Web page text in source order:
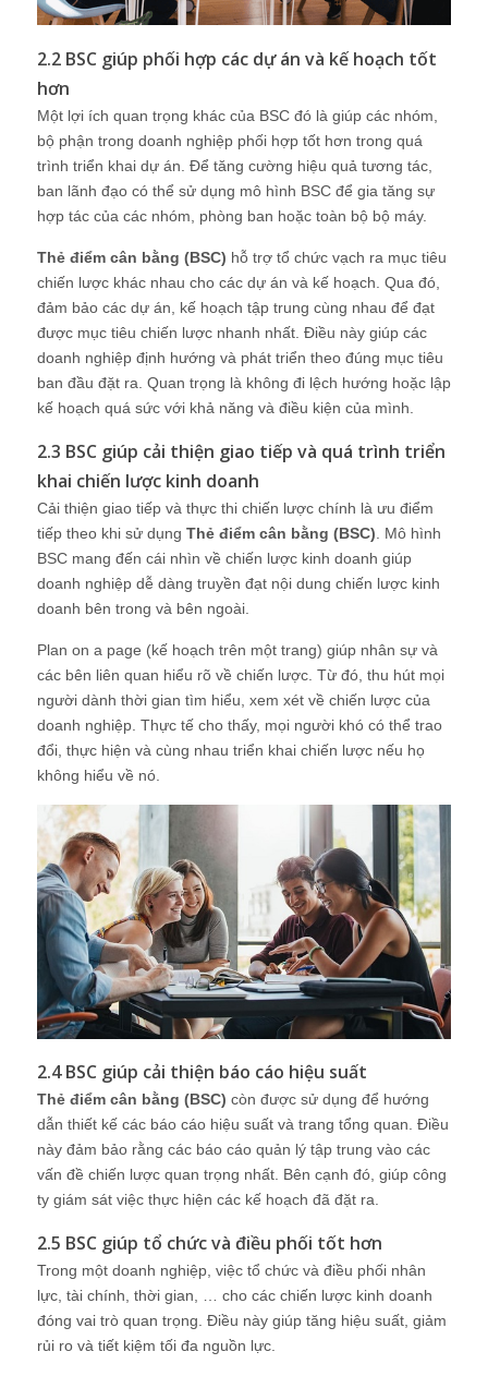
2.2 BSC giúp phối hợp các dự án và kế hoạch tốt
hơn
Một lợi ích quan trọng khác của BSC đó là giúp các nhóm,
bộ phận trong doanh nghiệp phối hợp tốt hơn trong quá
trình triển khai dự án. Để tăng cường hiệu quả tương tác,
ban lãnh đạo có thể sử dụng mô hình BSC để gia tăng sự
hợp tác của các nhóm, phòng ban hoặc toàn bộ bộ máy.
Thẻ điểm cân bằng (BSC) hỗ trợ tổ chức vạch ra mục tiêu
chiến lược khác nhau cho các dự án và kế hoạch. Qua đó,
đảm bảo các dự án, kế hoạch tập trung cùng nhau để đạt
được mục tiêu chiến lược nhanh nhất. Điều này giúp các
doanh nghiệp định hướng và phát triển theo đúng mục tiêu
ban đầu đặt ra. Quan trọng là không đi lệch hướng hoặc lập
kế hoạch quá sức với khả năng và điều kiện của mình.
2.3 BSC giúp cải thiện giao tiếp và quá trình triển
khai chiến lược kinh doanh
Cải thiện giao tiếp và thực thi chiến lược chính là ưu điểm
tiếp theo khi sử dụng Thẻ điểm cân bằng (BSC) . Mô hình
BSC mang đến cái nhìn về chiến lược kinh doanh giúp
doanh nghiệp dễ dàng truyền đạt nội dung chiến lược kinh
doanh bên trong và bên ngoài.
Plan on a page (kế hoạch trên một trang) giúp nhân sự và
các bên liên quan hiểu rõ về chiến lược. Từ đó, thu hút mọi
người dành thời gian tìm hiểu, xem xét về chiến lược của
doanh nghiệp. Thực tế cho thấy, mọi người khó có thể trao
đổi, thực hiện và cùng nhau triển khai chiến lược nếu họ
không hiểu về nó.
2.4 BSC giúp cải thiện báo cáo hiệu suất
Thẻ điểm cân bằng (BSC) còn được sử dụng để hướng
dẫn thiết kế các báo cáo hiệu suất và trang tổng quan. Điều
này đảm bảo rằng các báo cáo quản lý tập trung vào các
vấn đề chiến lược quan trọng nhất. Bên cạnh đó, giúp công
ty giám sát việc thực hiện các kế hoạch đã đặt ra.
2.5 BSC giúp tổ chức và điều phối tốt hơn
Trong một doanh nghiệp, việc tổ chức và điều phối nhân
lực, tài chính, thời gian, … cho các chiến lược kinh doanh
đóng vai trò quan trọng. Điều này giúp tăng hiệu suất, giảm
rủi ro và tiết kiệm tối đa nguồn lực.